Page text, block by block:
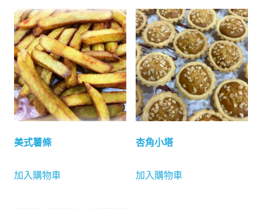
美式薯條
加入購物車
杏角小塔
加入購物車